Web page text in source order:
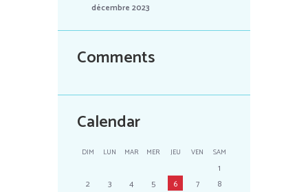
décembre 2023
Comments
Calendar
DIM LUN MAR MER JEU VEN SAM
1
2
3 4 5 6 7
8